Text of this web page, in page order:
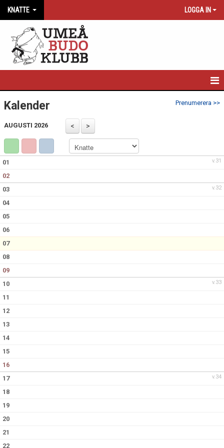
KNATTE LOGGA IN
KNATTE
NYHETER
Prenumerera >>
Kalender
AUGUSTI 2026
v.31
01
02
v.32
03
04
05
06
07
08
09
v.33
10
11
12
13
14
15
16
v.34
17
18
19
20
21
22